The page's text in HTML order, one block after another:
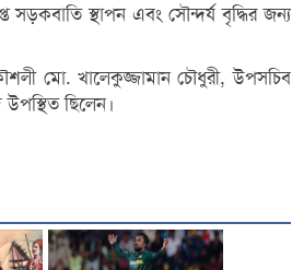
সড়কবাতি স্থাপন এবং সৌন্দর্য বৃদ্ধির জন্য
মো. খালেকুজ্জামান চৌধুরী, উপসচিব
ছিলেন।